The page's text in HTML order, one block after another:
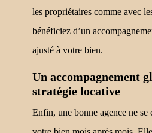
les propriétaires comme avec
bénéficiez d’un
ajusté à votre bien.
Un accompagnement
stratégie locative
Enfin, une bonne agence ne se